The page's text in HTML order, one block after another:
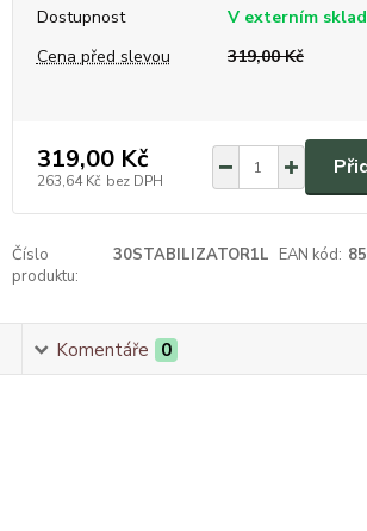
Dostupnost
V externím
Cena před slevou
319,00 Kč
319,00 Kč
263,64 Kč bez DPH
Číslo
produktu:
30STABILIZATOR1L EAN kód:
Komentáře 0